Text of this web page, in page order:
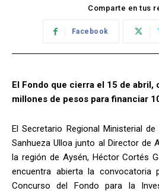
Comparte en tus
Facebook
El Fondo que cierra el 15 de abril,
millones de pesos para financiar
El Secretario Regional Ministerial
Sanhueza Ulloa junto al Director de
la región de Aysén, Héctor Cortés
encuentra abierta la convocatoria
Concurso del Fondo para la